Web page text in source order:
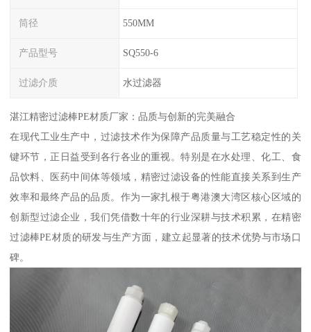
筒径 550MM
产品型号 SQ550-6
过滤介质 水过滤器
湛江精密过滤棒PE材质厂家：品质与创新的完美融合
在现代工业生产中，过滤技术作为保障产品质量与工艺稳定性的关
键环节，正日益受到各行各业的重视。特别是在水处理、化工、食
品饮料、医药中间体等领域，精密过滤设备的性能直接关系到生产
效率和最终产品的品质。作为一家扎根于粤港澳大湾区核心区域的
创新型过滤企业，我们凭借数十年的行业深耕与技术积累，在精密
过滤棒PE材质的研发与生产方面，建立起显著的技术优势与市场口
碑。